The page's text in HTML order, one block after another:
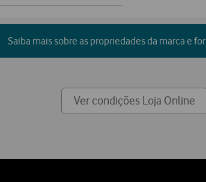
Saiba mais sobre as propriedades da marca e
Ver condições Loja Online